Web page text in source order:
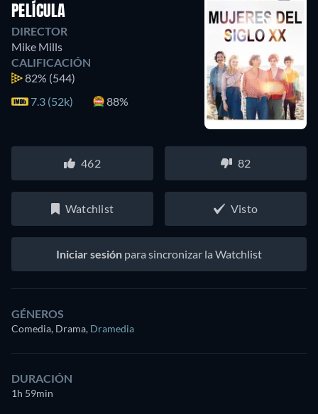
PELÍCULA
DIRECTOR
Mike Mills
CALIFICACIÓN
82% (544)
7.3 (52k)
88%
462 82
Watchlist Visto
Iniciar sesión para sincronizar la Watchlist
GÉNEROS
Comedia, Drama, Dramedia
DURACIÓN
1h 59min